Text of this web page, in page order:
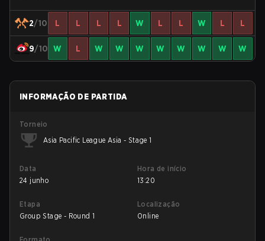
2/10 L L L L W L L W L L
9/10 W L W W W W W W W W
INFORMAÇÃO DE PARTIDA
Torneio
Asia Pacific League Asia - Stage 1
Data
24 junho
Hora de início
13:20
Etapa
Group Stage - Round 1
Localização
Online